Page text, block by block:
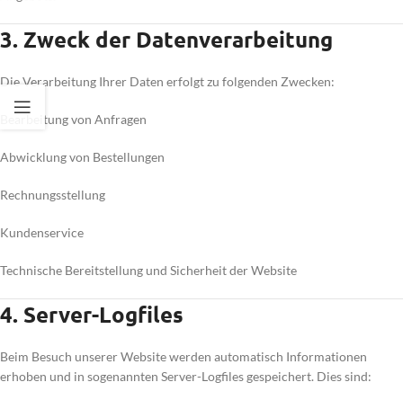
3. Zweck der Datenverarbeitung
Die Verarbeitung Ihrer Daten erfolgt zu folgenden Zwecken:
Bearbeitung von Anfragen
Abwicklung von Bestellungen
Rechnungsstellung
Kundenservice
Technische Bereitstellung und Sicherheit der Website
4. Server-Logfiles
Beim Besuch unserer Website werden automatisch Informationen
erhoben und in sogenannten Server-Logfiles gespeichert. Dies sind: